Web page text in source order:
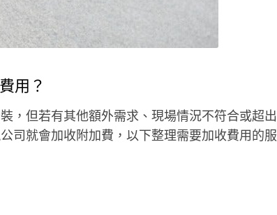
用？
，但若有其他額外需求、現場情況不符合或超出
司就會加收附加費，以下整理需要加收費用的服